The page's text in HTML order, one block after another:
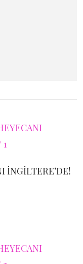
İNGİLTERE’DE!